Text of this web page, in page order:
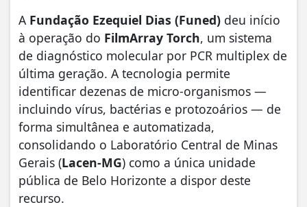
​A Fundação Ezequiel Dias (Funed) deu início
à operação do FilmArray Torch, um sistema
de diagnóstico molecular por PCR multiplex de
última geração. A tecnologia permite
identificar dezenas de micro-organismos —
incluindo vírus, bactérias e protozoários — de
forma simultânea e automatizada,
consolidando o Laboratório Central de Minas
Gerais (Lacen-MG) como a única unidade
pública de Belo Horizonte a dispor deste
recurso.